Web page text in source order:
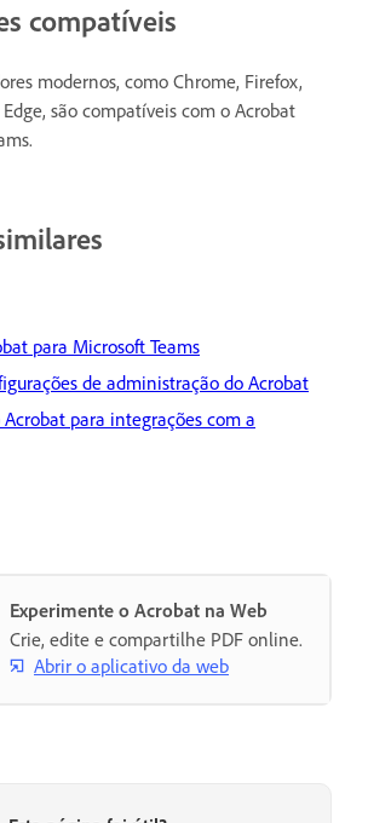
compatíveis
modernos, como Chrome, Firefox,
são compatíveis com o Acrobat
para Microsoft Teams
de administração do Acrobat
para integrações com a
Experimente o Acrobat na Web
Crie, edite e compartilhe PDF online.
Abrir o aplicativo da web